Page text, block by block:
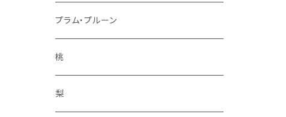
ぐんま名月
王林
サンふじ
冷凍フルーツ
コンポート
プラム・プルーン
桃
梨